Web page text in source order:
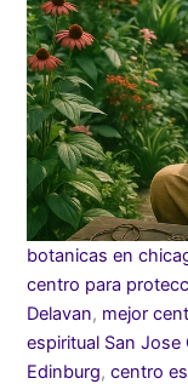
botanicas en
centro para
Delavan, mejor
espiritual San Jose
Edinburg,centro